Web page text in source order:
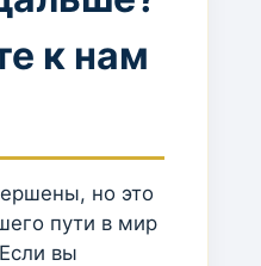
к нам
но это
пути в мир
вы